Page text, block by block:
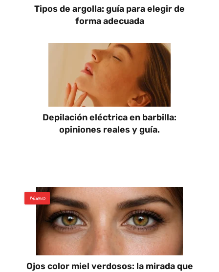
Tipos de argolla: guía para elegir de
forma adecuada
Depilación eléctrica en barbilla:
opiniones reales y guía.
Nuevo
Ojos color miel verdosos: la mirada que